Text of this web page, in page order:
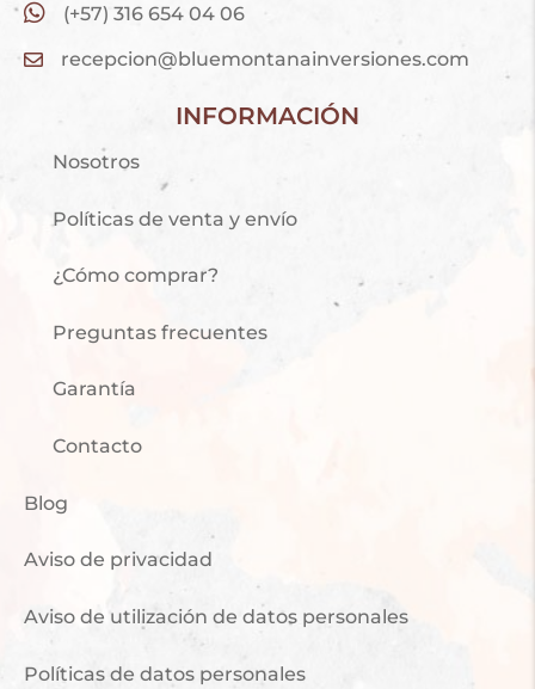
(+57) 316 654 04 06
recepcion@bluemontanainversiones.com
INFORMACIÓN
Nosotros
Políticas de venta y envío
¿Cómo comprar?
Preguntas frecuentes
Garantía
Contacto
Blog
Aviso de privacidad
Aviso de utilización de datos personales
Políticas de datos personales